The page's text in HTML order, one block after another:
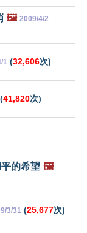
🖼️ 2009/4/2
1 (32,606次)
(41,820次)
的希望 🖼️
3/31 (25,677次)